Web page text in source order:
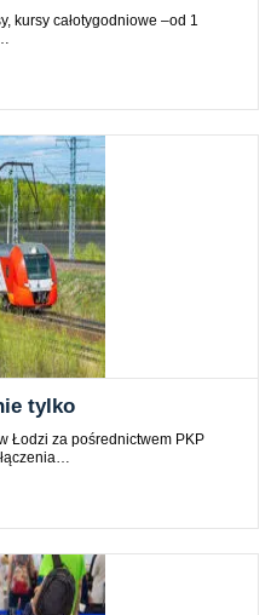
kursy całotygodniowe –od 1
tylko
Łodzi za pośrednictwem PKP